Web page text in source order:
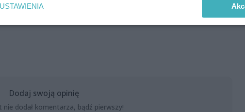
Dodaj swoją opinię
nie dodał komentarza, bądź pierwszy!
USTAWIENIA